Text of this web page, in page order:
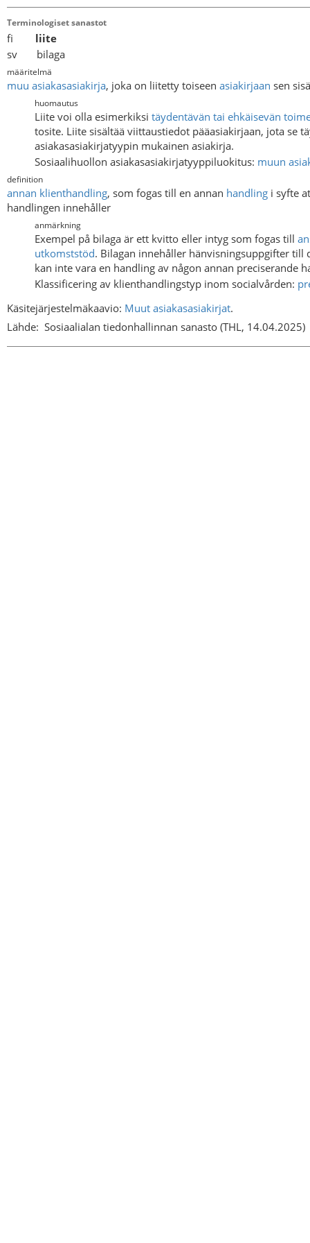
Terminologiset sanastot
fi liite
sv bilaga
määritelmä
muu asiakasasiakirja, joka on liitetty toiseen asiakirjaan sen
huomautus
Liite voi olla esimerkiksi täydentävän tai ehkäisevän
tosite. Liite sisältää viittaustiedot pääasiakirjaan, jota se
asiakasasiakirjatyypin mukainen asiakirja.
Sosiaalihuollon asiakasasiakirjatyyppiluokitus: muun
definition
annan klienthandling, som fogas till en annan handling i syfte
handlingen innehåller
anmärkning
Exempel på bilaga är ett kvitto eller intyg som fogas till
utkomststöd. Bilagan innehåller hänvisningsuppgifter
kan inte vara en handling av någon annan preciserande
Klassificering av klienthandlingstyp inom socialvården:
Käsitejärjestelmäkaavio: Muut asiakasasiakirjat.
Lähde: Sosiaalialan tiedonhallinnan sanasto (THL, 14.04.2025)